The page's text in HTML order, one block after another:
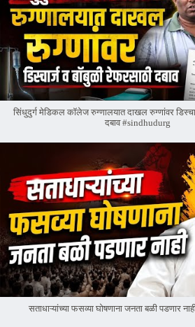
सिंधुदुर्ग मेडिकल कॉलेज रुग्णालयात दाखल रुग्णांवर
दबाव #sindhudurg
सताधाऱ्यांच्या फसव्या घोषणाना जनता बळी पडणार